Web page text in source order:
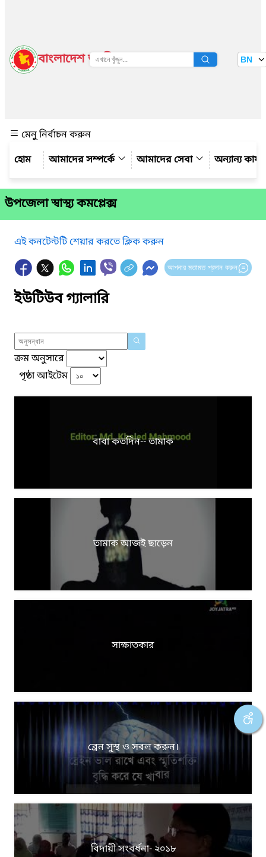
বাংলাদেশ জাতীয় তথ্য বাতায়ন BN
মেনু নির্বাচন করুন
আমাদের সম্পর্কে
আমাদের সেবা অন্যান্য
উপজেলা স্বাস্থ্য কমপ্লেক্স
এই কনটেন্টটি শেয়ার করতে ক্লিক করুন
আপনার মতামত প্রদান করুন
ইউটিউব গ্যালারি
ক্রম অনুসারে
পৃষ্ঠা আইটেম
বাবা কতদিন-- তামাক
তামাক আজই ছাড়েন
সাক্ষাতকার
ব্রেন সুস্থ ও সবল করুন।
বিদায়ী সংবর্ধনা- ২০১৮